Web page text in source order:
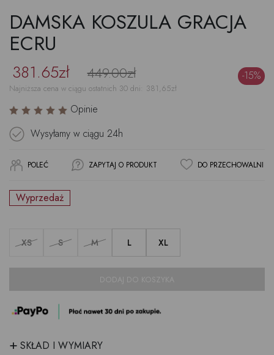
DAMSKA KOSZULA GRACJA
ECRU
381.65zł 449.00zł -15%
Najniższa cena w ciągu ostatnich 30 dni: 381,65zł
Opinie
Wysyłamy w ciągu 24h
POLEĆ ZAPYTAJ O PRODUKT DO PRZECHOWALNI
Wyprzedaż
XS S M L XL
DODAJ DO KOSZYKA
+ SKŁAD I WYMIARY